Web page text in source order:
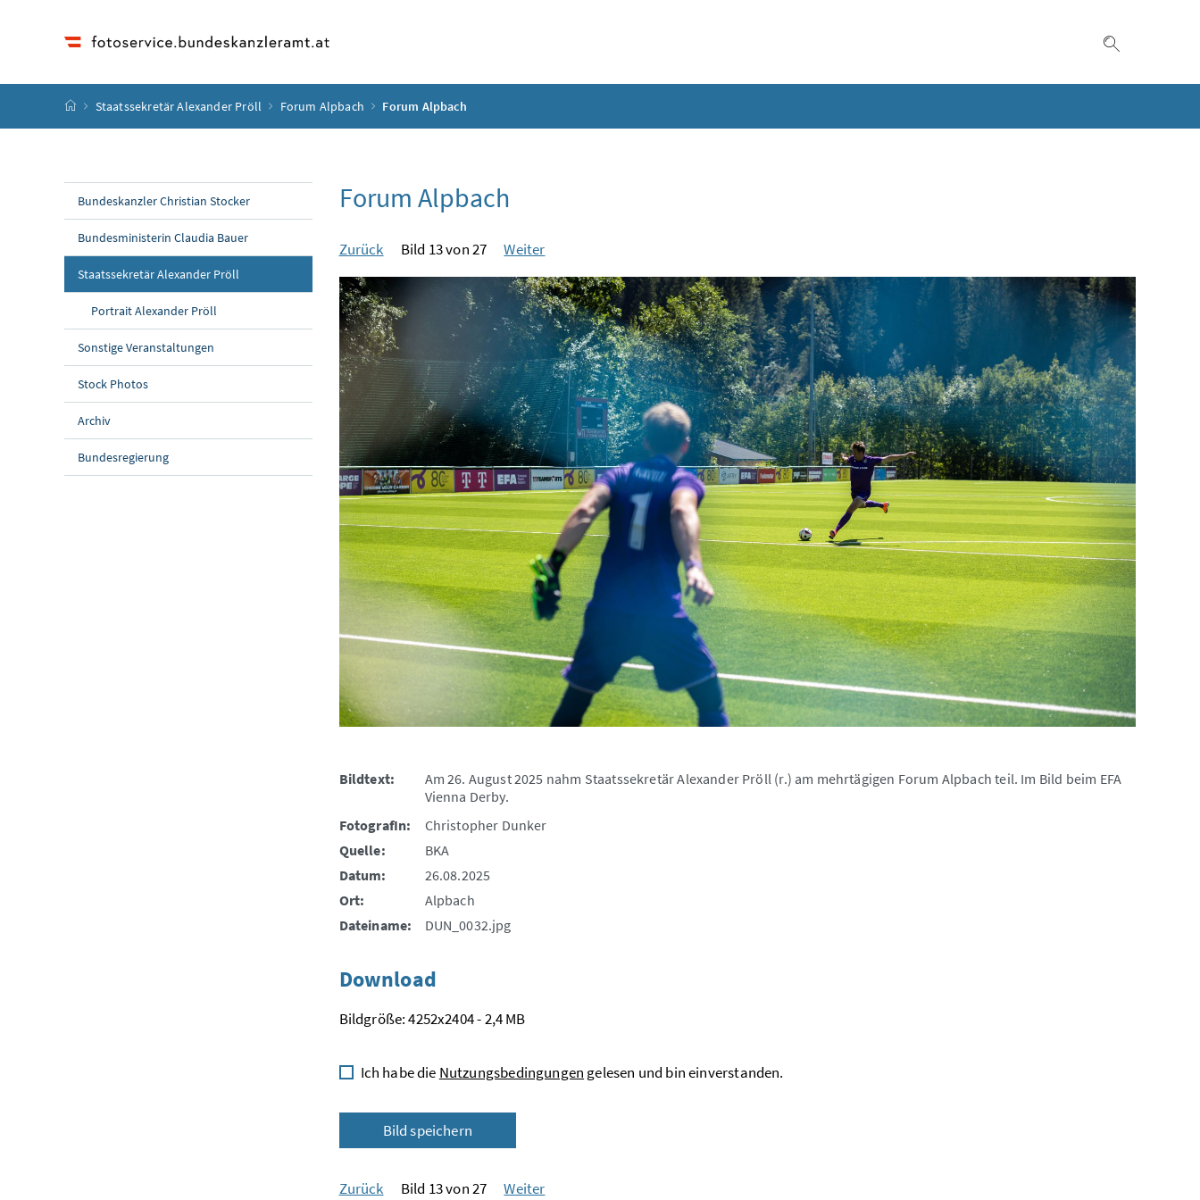
Startseite
Staatssekretär Alexander Pröll Forum Alpbach Forum Alpbach
Bundeskanzler Christian Stocker
Bundesministerin Claudia Bauer
Staatssekretär Alexander Pröll
Portrait Alexander Pröll
Sonstige Veranstaltungen
Stock Photos
Archiv
Bundesregierung
Forum Alpbach
Zurück Bild 13 von 27 Weiter
Bildtext:
Am 26. August 2025 nahm Staatssekretär Alexander Pröll (r.) am mehrtägigen Forum Alpbach teil. Im Bild beim EFA
Vienna Derby.
FotografIn:
Christopher Dunker
Quelle:
BKA
Datum:
26.08.2025
Ort:
Alpbach
Dateiname:
DUN_0032.jpg
Download
Bildgröße: 4252x2404 - 2,4 MB
Ich habe die Nutzungsbedingungen gelesen und bin einverstanden.
Bild speichern
Zurück Bild 13 von 27 Weiter